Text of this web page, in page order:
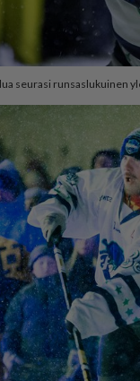
seurasi runsaslukuinen